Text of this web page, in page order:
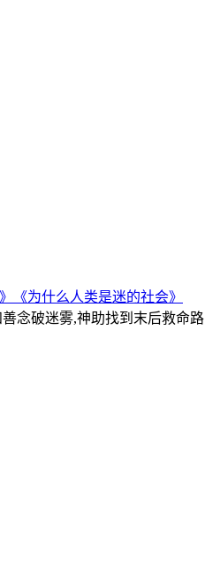
《为什么人类是迷的社会》
念破迷雾,神助找到末后救命路